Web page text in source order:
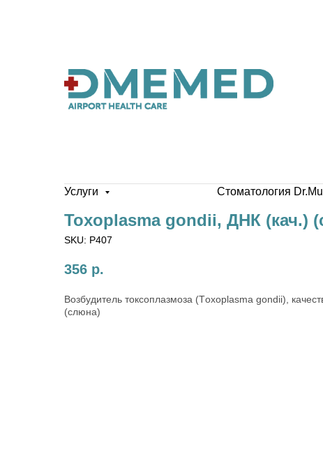
Услуги Стоматология
Toxoplasma gondii, ДНК (кач.)
SKU: P407
356 р.
Возбудитель токсоплазмоза (Тoxoplasma gondii),
(слюна)